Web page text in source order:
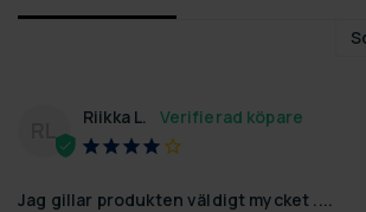
Riikka L.
Jag gillar produkten väldigt mycket ....